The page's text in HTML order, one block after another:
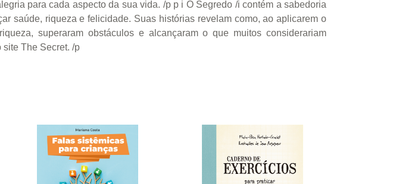
para cada aspecto da sua vida. /p p i O Segredo /i contém a sabedoria
saúde, riqueza e felicidade. Suas histórias revelam como, ao aplicarem o
superaram obstáculos e alcançaram o que muitos considerariam
The Secret. /p